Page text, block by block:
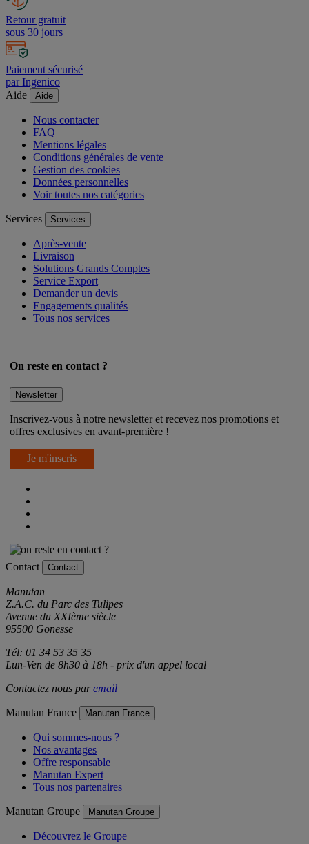
Retour gratuit
sous 30 jours
Paiement sécurisé
par Ingenico
Aide
Aide
Nous contacter
FAQ
Mentions légales
Conditions générales de vente
Gestion des cookies
Données personnelles
Voir toutes nos catégories
Services Services
Après-vente
Livraison
Solutions Grands Comptes
Service Export
Demander un devis
Engagements qualités
Tous nos services
On reste en contact ?
Newsletter
Inscrivez-vous à notre newsletter et recevez nos promotions et
offres exclusives en avant-première !
Je m'inscris
Contact Contact
Manutan
Z.A.C. du Parc des Tulipes
Avenue du XXIème siècle
95500 Gonesse
Tél: 01 34 53 35 35
Lun-Ven de 8h30 à 18h - prix d'un appel local
Contactez nous paremail
Manutan France Manutan France
Qui sommes-nous ?
Nos avantages
Offre responsable
Manutan Expert
Tous nos partenaires
Manutan Groupe Manutan Groupe
Découvrez le Groupe